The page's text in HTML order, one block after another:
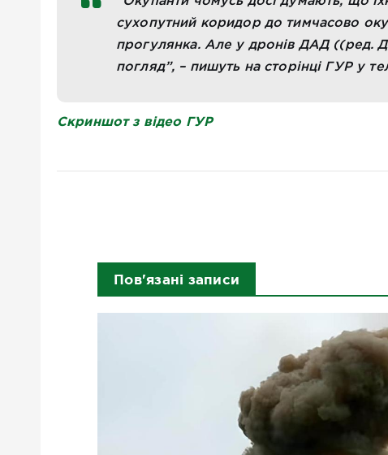
сухопутний коридор до тимчасово
прогулянка. Але у дронів ДАД ((ред.
погляд”, – пишуть на сторінці ГУР у
Скриншот з відео ГУР
Пов'язані записи